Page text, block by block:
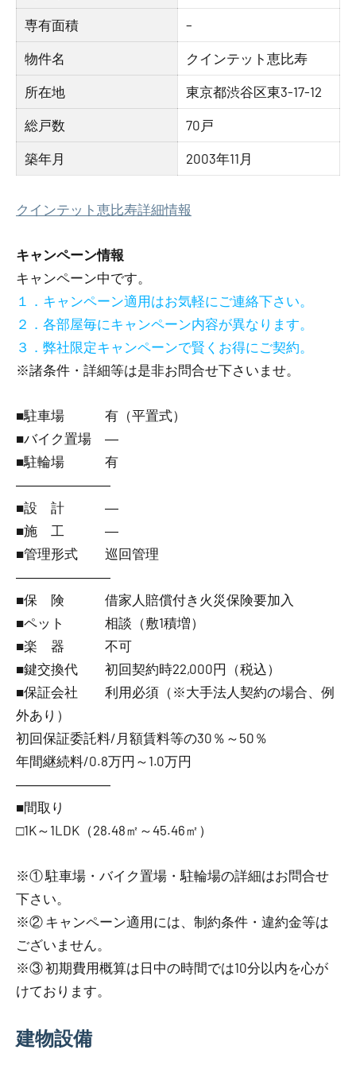
専有面積 –
物件名 クインテット恵比寿
所在地 東京都渋谷区東3-17-12
総戸数 70戸
築年月 2003年11月
クインテット恵比寿詳細情報
キャンペーン情報
キャンペーン中です。
１．キャンペーン適用はお気軽にご連絡下さい。
２．各部屋毎にキャンペーン内容が異なります。
３．弊社限定キャンペーンで賢くお得にご契約。
※諸条件・詳細等は是非お問合せ下さいませ。
■駐車場 有（平置式）
■バイク置場 ―
■駐輪場 有
―――――――
■設 計 ―
■施 工 ―
■管理形式 巡回管理
―――――――
■保 険 借家人賠償付き火災保険要加入
■ペット 相談（敷1積増）
■楽 器 不可
■鍵交換代 初回契約時22,000円（税込）
■保証会社 利用必須（※大手法人契約の場合、例
外あり）
初回保証委託料/月額賃料等の30％～50％
年間継続料/0.8万円～1.0万円
―――――――
■間取り
□1K～1LDK（28.48㎡～45.46㎡）
※① 駐車場・バイク置場・駐輪場の詳細はお問合せ
下さい。
※② キャンペーン適用には、制約条件・違約金等は
ございません。
※③ 初期費用概算は日中の時間では10分以内を心が
けております。
建物設備